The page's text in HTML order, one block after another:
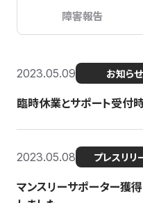
障害報告
2023.05.09 お知らせ
臨時休業とサポート受付
2023.05.08 プレスリリ
マンスリーサポーター獲